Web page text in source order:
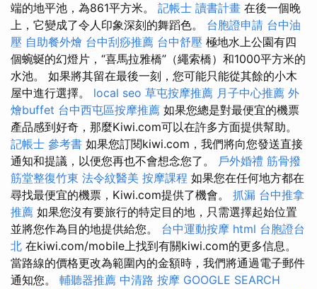
端的地平池，為861平方米。 記帳士 讀書計畫 在後一個晚
上，它變成了令人印象深刻的舞蹈色。 台胞證申請 台中油
壓 自助餐外燴 台中刮痧推薦 台中舒壓 極地水上公園有四
個蜿蜒的幻燈片，“喜馬拉雅橋”（繩索橋）和1000平方米的
水池。 如果將其留在最後一刻，您可能只能從其餘的小木
屋中進行選擇。 local seo 草屯按摩推薦 月子中心推薦 外
燴buffet 台中西屯區按摩推薦 如果您總是對最便宜的機票
產品感到好奇，那麼Kiwi.com可以在許多方面提供幫助。
記帳士 參考書 如果您訂閱kiwi.com，我們將向您發送直接
通知和提議，以便您再也不會想念您了。 戶外婚禮 筋骨撥
筋堂整復竹東 法令紋醫美 按摩課程 如果您在任何地方都在
尋找最便宜的機票，Kiwi.com提供了機會。 抓漏 台中推拿
推薦 如果您沒有要旅行的特定目的地，只需選擇起始位置
並將您作為目的地提供給您。 台中運動按摩 html 台胞證台
北 在kiwi.com/mobile上找到有關kiwi.com的更多信息。
當路線的價格更改為範圍內的金額時，我們將通過電子郵件
通知您。 輔聽器推薦 中清路 按摩 GOOGLE SEARCH